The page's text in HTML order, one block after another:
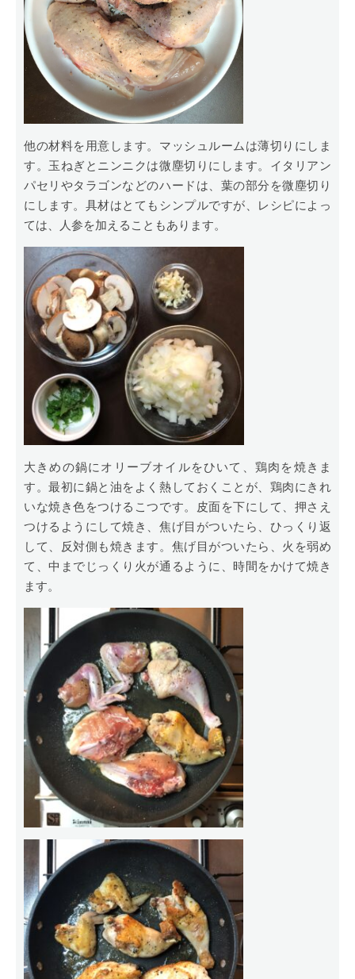
他の材料を用意します。マッシュルームは薄切りにしま
す。玉ねぎとニンニクは微塵切りにします。イタリアン
パセリやタラゴンなどのハードは、葉の部分を微塵切り
にします。具材はとてもシンプルですが、レシピによっ
ては、人参を加えることもあります。
大きめの鍋にオリーブオイルをひいて、鶏肉を焼きま
す。最初に鍋と油をよく熱しておくことが、鶏肉にきれ
いな焼き色をつけるこつです。皮面を下にして、押さえ
つけるようにして焼き、焦げ目がついたら、ひっくり返
して、反対側も焼きます。焦げ目がついたら、火を弱め
て、中までじっくり火が通るように、時間をかけて焼き
ます。